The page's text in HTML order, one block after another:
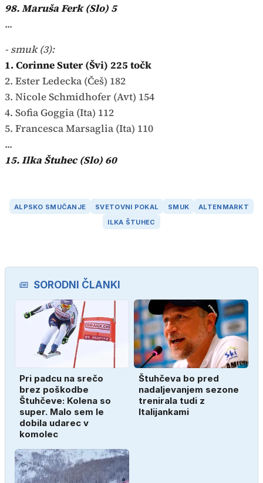
98. Maruša Ferk (Slo) 5
...
- smuk (3):
1. Corinne Suter (Švi) 225 točk
2. Ester Ledecka (Češ) 182
3. Nicole Schmidhofer (Avt) 154
4. Sofia Goggia (Ita) 112
5. Francesca Marsaglia (Ita) 110
...
15. Ilka Štuhec (Slo) 60
ALPSKO SMUČANJE SVETOVNI POKAL SMUK
ALTENMARKT
ILKA ŠTUHEC
SORODNI ČLANKI
Pri padcu na srečo
brez poškodbe
Štuhčeve: Kolena so
super. Malo sem le
dobila udarec v
komolec
Štuhčeva bo pred
nadaljevanjem sezone
trenirala tudi z
Italijankami